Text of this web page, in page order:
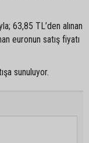
63,85 TL’den alınan
euronun satış fiyatı
sunuluyor.